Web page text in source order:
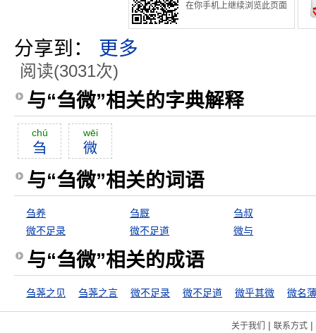
在你手机上继续浏览此页面
分享到： 更多
阅读(3031次)
与“刍微”相关的字典解释
chú
刍
wēi
微
与“刍微”相关的词语
刍养 刍厩
刍叔
微不足录
微不足道 微与
与“刍微”相关的成语
刍荛之见 刍荛之言 微不足录 微不足道 微乎其微 微名
关于我们 | 联系方式|